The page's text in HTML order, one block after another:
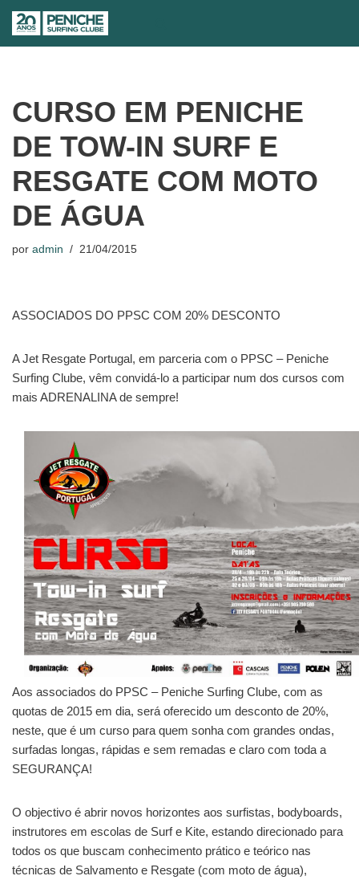
conteúdo
CURSO EM PENICHE
DE TOW-IN SURF E
RESGATE COM MOTO
DE ÁGUA
por admin 21/04/2015
ASSOCIADOS DO PPSC COM 20% DESCONTO
A Jet Resgate Portugal, em parceria com o PPSC – Peniche
Surfing Clube, vêm convidá-lo a participar num dos cursos com
mais ADRENALINA de sempre!
Aos associados do PPSC – Peniche Surfing Clube, com as
quotas de 2015 em dia, será oferecido um desconto de 20%,
neste, que é um curso para quem sonha com grandes ondas,
surfadas longas, rápidas e sem remadas e claro com toda a
SEGURANÇA!
O objectivo é abrir novos horizontes aos surfistas, bodyboards,
instrutores em escolas de Surf e Kite, estando direcionado para
todos os que buscam conhecimento prático e teórico nas
técnicas de Salvamento e Resgate (com moto de água),